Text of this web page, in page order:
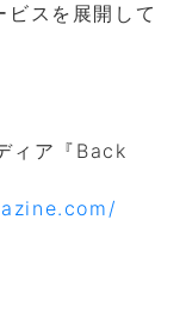
スを展開して
ィア『Back